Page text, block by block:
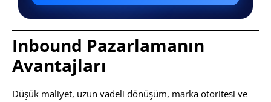
Inbound Pazarlamanın
Avantajları
Düşük maliyet, uzun vadeli dönüşüm, marka otoritesi ve